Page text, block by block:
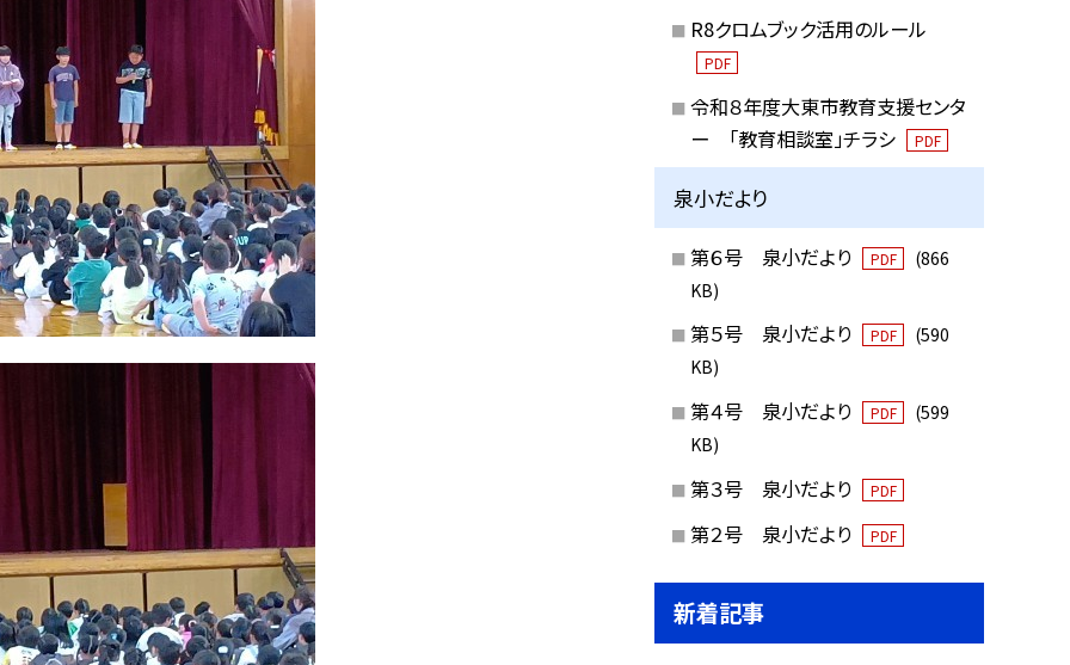
R8クロムブック活用のルール
PDF
令和８年度大東市教育支援センタ
ー 「教育相談室」チラシ
PDF
泉小だより
第６号 泉小だより PDF
(866
KB)
第５号 泉小だより PDF
(590
KB)
第４号 泉小だより PDF
(599
KB)
第３号 泉小だより PDF
第２号 泉小だより PDF
新着記事